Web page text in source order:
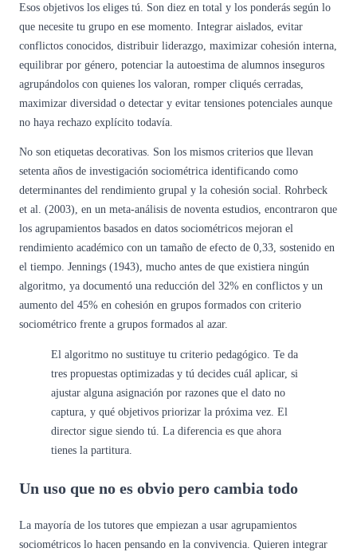
Esos objetivos los eliges tú. Son diez en total y los ponderás según lo
que necesite tu grupo en ese momento. Integrar aislados, evitar
conflictos conocidos, distribuir liderazgo, maximizar cohesión interna,
equilibrar por género, potenciar la autoestima de alumnos inseguros
agrupándolos con quienes los valoran, romper cliqués cerradas,
maximizar diversidad o detectar y evitar tensiones potenciales aunque
no haya rechazo explícito todavía.
No son etiquetas decorativas. Son los mismos criterios que llevan
setenta años de investigación sociométrica identificando como
determinantes del rendimiento grupal y la cohesión social. Rohrbeck
et al. (2003), en un meta-análisis de noventa estudios, encontraron que
los agrupamientos basados en datos sociométricos mejoran el
rendimiento académico con un tamaño de efecto de 0,33, sostenido en
el tiempo. Jennings (1943), mucho antes de que existiera ningún
algoritmo, ya documentó una reducción del 32% en conflictos y un
aumento del 45% en cohesión en grupos formados con criterio
sociométrico frente a grupos formados al azar.
El algoritmo no sustituye tu criterio pedagógico. Te da
tres propuestas optimizadas y tú decides cuál aplicar, si
ajustar alguna asignación por razones que el dato no
captura, y qué objetivos priorizar la próxima vez. El
director sigue siendo tú. La diferencia es que ahora
tienes la partitura.
Un uso que no es obvio pero cambia todo
La mayoría de los tutores que empiezan a usar agrupamientos
sociométricos lo hacen pensando en la convivencia. Quieren integrar